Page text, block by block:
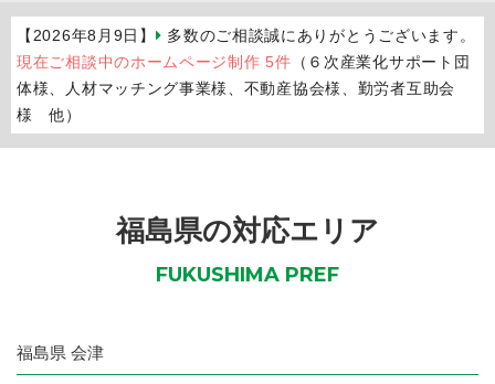
【2026年8月9日】
多数のご相談誠にありがとうございます。
現在ご相談中のホームページ制作 5件 （６次産業化サポート団
体様、人材マッチング事業様、不動産協会様、勤労者互助会
様 他）
福島県の対応エリア
FUKUSHIMA PREF
福島県 会津